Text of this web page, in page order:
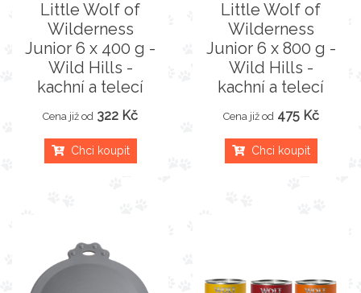
Little Wolf of
Wilderness
Junior 6 x 400 g -
Wild Hills -
kachní a telecí
Cena již od 322 Kč
Chci koupit
Little Wolf of
Wilderness
Junior 6 x 800 g -
Wild Hills -
kachní a telecí
Cena již od 475 Kč
Chci koupit